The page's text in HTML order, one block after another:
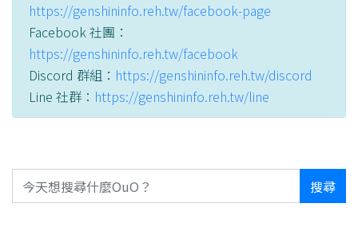
https://genshininfo.reh.tw/facebook-page
Facebook 社團：
https://genshininfo.reh.tw/facebook
Discord 群組： https://genshininfo.reh.tw/discord
Line 社群： https://genshininfo.reh.tw/line
搜尋